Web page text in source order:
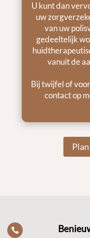
U kunt dan
uw
van uw
gedeeltelijk
vanuit de
Bij twijfel of
contact op
